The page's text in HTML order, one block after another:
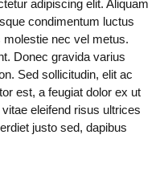
adipiscing elit. Aliquam
condimentum luctus
nec vel metus.
Donec gravida varius
Sed sollicitudin, elit ac
est, a feugiat dolor ex ut
eleifend risus ultrices
justo sed, dapibus